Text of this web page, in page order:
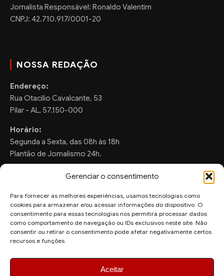
Gerenciar o consentimento
Para fornecer as melhores experiências, usamos tecnologias como
cookies para armazenar e/ou acessar informações do dispositivo. O
consentimento para essas tecnologias nos permitirá processar dados
como comportamento de navegação ou IDs exclusivos neste site. Não
consentir ou retirar o consentimento pode afetar negativamente certos
recursos e funções.
Aceitar
Jornalista Responsável: Ronaldo Valentim
CNPJ: 42.710.917/0001-20
NOSSA REDAÇÃO
Endereço:
Rua Otacilio Cavalcante, 53
Pilar - AL, 57.150-000
Horário:
Segunda a Sexta, das 08h às 18h
Plantão de Jornalismo 24h.
FALE CONOSCO
Sugestões de Pauta:
ronaldo.valentim150@gmail.com